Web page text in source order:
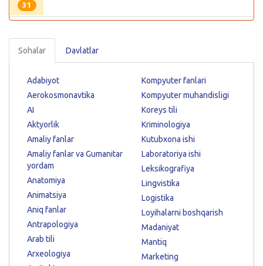
31
Sohalar Davlatlar
Adabiyot
Aerokosmonavtika
AI
Aktyorlik
Amaliy fanlar
Amaliy fanlar va Gumanitar
yordam
Anatomiya
Animatsiya
Aniq fanlar
Antrapologiya
Arab tili
Arxeologiya
Kompyuter fanlari
Kompyuter muhandisligi
Koreys tili
Kriminologiya
Kutubxona ishi
Laboratoriya ishi
Leksikografiya
Lingvistika
Logistika
Loyihalarni boshqarish
Madaniyat
Mantiq
Marketing